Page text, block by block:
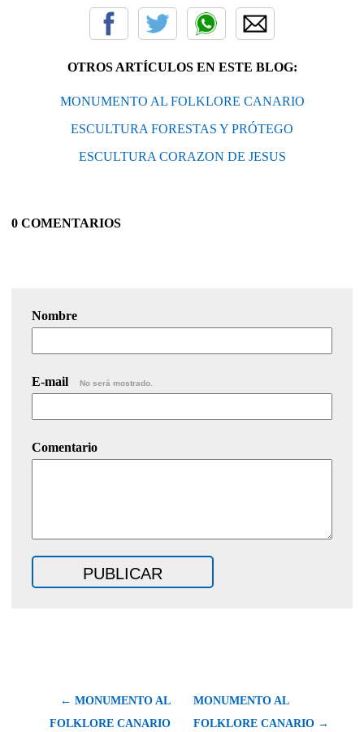
OTROS ARTÍCULOS EN ESTE BLOG:
MONUMENTO AL FOLKLORE CANARIO
ESCULTURA FORESTAS Y PRÓTEGO
ESCULTURA CORAZON DE JESUS
0 COMENTARIOS
Nombre
E-mail No será mostrado.
Comentario
← MONUMENTO AL
FOLKLORE CANARIO
MONUMENTO AL
FOLKLORE CANARIO →